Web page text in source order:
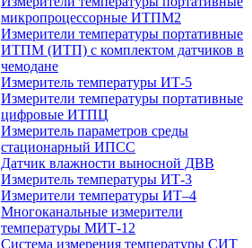
микропроцессорные ИТПМ2
Измерители температуры портативные
ИТПМ (ИТП) с комплектом датчиков в
чемодане
Измеритель температуры ИТ-5
Измерители температуры портативные
цифровые ИТПЦ
Измеритель параметров среды
стационарный ИПСС
Датчик влажности выносной ДВВ
Измеритель температуры ИТ-3
Измерители температуры ИТ–4
Многоканальные измерители
температуры МИТ-12
Система измерения температуры СИТ